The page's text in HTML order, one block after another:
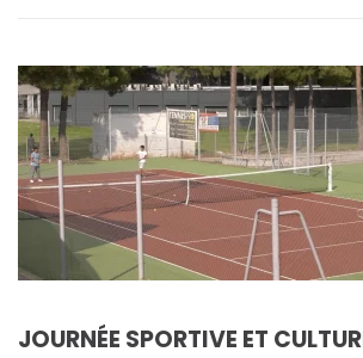
JOURNÉE SPORTIVE ET